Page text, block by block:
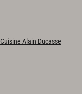
Alain Ducasse